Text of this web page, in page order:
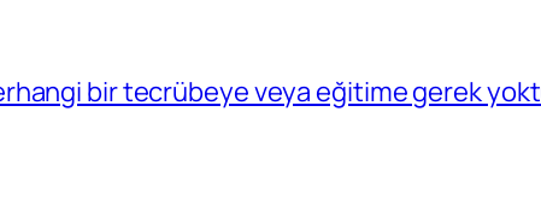
bir tecrübeye veya eğitime gerek